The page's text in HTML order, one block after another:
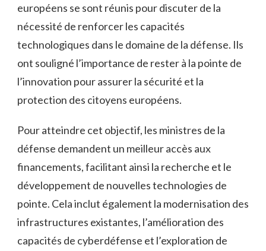
européens se sont réunis pour discuter de la
nécessité de renforcer les capacités
technologiques dans le domaine de la défense. Ils
ont souligné l’importance de rester à la ​pointe‌ de
l’innovation pour assurer la sécurité et la
⁢protection ⁣des citoyens⁤ européens.
Pour ⁤atteindre cet objectif, ⁤les ministres de la
défense demandent⁢ un meilleur accès aux
financements, facilitant ainsi la recherche et le
⁢développement de nouvelles ⁤technologies de
pointe. Cela inclut ‌également la ‍modernisation des
infrastructures existantes, l’amélioration ⁢des
capacités de cyberdéfense et l’exploration de‍